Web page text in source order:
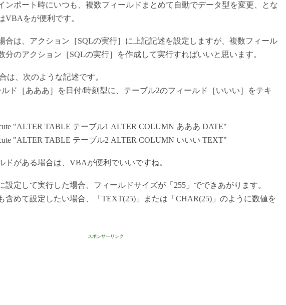
ンポート時にいつも、複数フィールドまとめて自動でデータ型を変更、とな
VBAをが便利です。
合は、アクション［SQLの実行］に上記記述を設定しますが、複数フィール
分のアクション［SQLの実行］を作成して実行すればいいと思います。
は、次のような記述です。
ド［あああ］を日付/時刻型に、テーブル2のフィールド［いいい］をテキ
"ALTER TABLE テーブル1 ALTER COLUMN あああ DATE"
"ALTER TABLE テーブル2 ALTER COLUMN いいい TEXT"
ドがある場合は、VBAが便利でいいですね。
設定して実行した場合、フィールドサイズが「255」でできあがります。
含めて設定したい場合、「TEXT(25)」または「CHAR(25)」のように数値を
スポンサーリンク